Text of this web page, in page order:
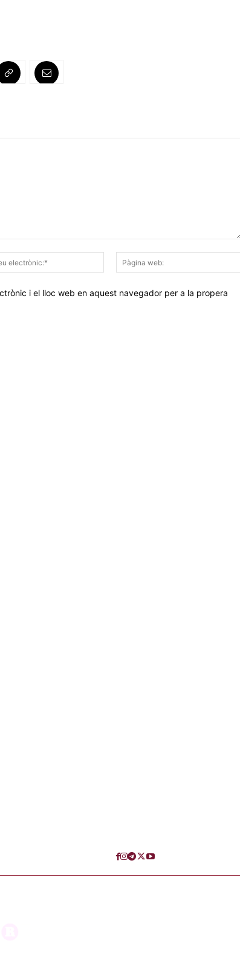
Correu
electrònic:*
i el lloc web en aquest navegador per a la propera